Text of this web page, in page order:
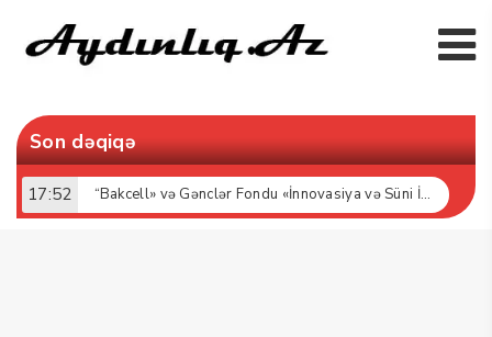
Son dəqiqə
17:52 “Bakcell» və Gənclər Fondu «İnnovasiya və Süni İntellekt» üzrə təqaüd proqramının qalibləri ilə görüş keçirib